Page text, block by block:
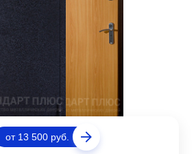
от 13 500 руб.